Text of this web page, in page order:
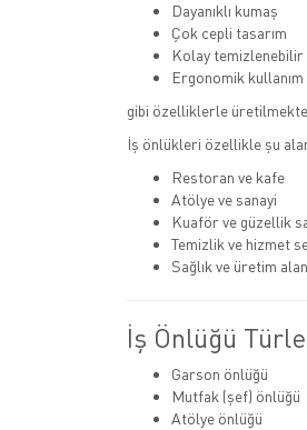
Dayanıklı kumaş
Çok cepli tasarım
Kolay temizlenebilir
Ergonomik kullanım
gibi özelliklerle
İş önlükleri özellikle şu
Restoran ve kafe
Atölye ve sanayi
Kuaför ve güzellik
Temizlik ve hizmet
Sağlık ve üretim
İş Önlüğü
Garson önlüğü
Mutfak (şef) önlüğü
Atölye önlüğü